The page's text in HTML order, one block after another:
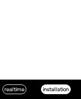
realtime installation